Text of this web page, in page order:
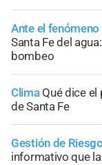
Ante el fenómeno
Santa Fe del
bombeo
Clima Qué dice
de Santa Fe
Gestión de Riesgo
informativo que